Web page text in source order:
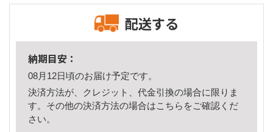
配送する
納期目安：
08月12日頃のお届け予定です。
決済方法が、クレジット、代金引換の場合に限りま
す。その他の決済方法の場合はこちら をご確認くだ
さい。